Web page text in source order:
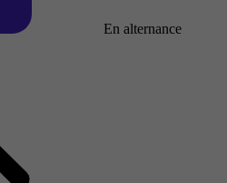
En alternance